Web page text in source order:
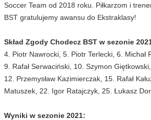
Soccer Team od 2018 roku. Piłkarzom i
BST gratulujemy awansu do Ekstraklasy!
Skład Zgody Chodecz BST w sezonie
4. Piotr Nawrocki, 5. Piotr Terlecki, 6. Michał
9. Rafał Serwaciński, 10. Szymon
12. Przemysław Kazimierczak, 15. Rafał
Matuszek, 22. Igor Ratajczyk, 25. Łukasz
Wyniki w sezonie 2021: